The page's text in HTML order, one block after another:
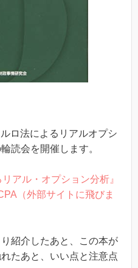
ロ法によるリアルオプシ
読会を開催します。
アル・オプション分析』
（外部サイトに飛びま
紹介したあと、この本が
たあと、いい点と注意点